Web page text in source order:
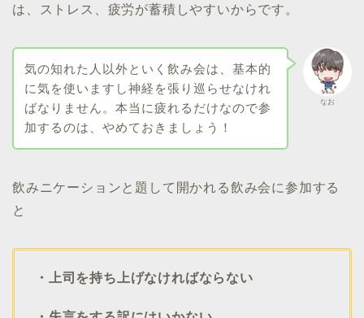
は、ストレス、疲労が蓄積しやすいからです。
なお
気の知れた人以外といく飲み会は、基本的
に気を使いますし神経を張り巡らせなけれ
ばなりません。本当に疲れるだけなので参
加するのは、やめておきましょう！
飲みニケーションと題して開かれる飲み会に参加する
と
・上司を持ち上げなければならない